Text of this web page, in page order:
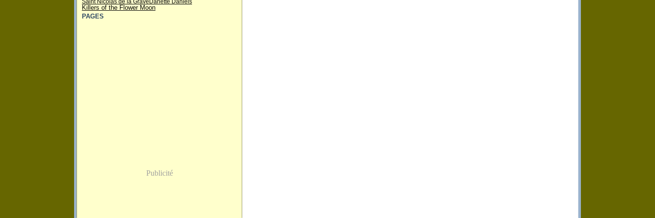
Saint Nicolas de la Grave Danette Daniels
Killers of the Flower Moon
PAGES
Publicité